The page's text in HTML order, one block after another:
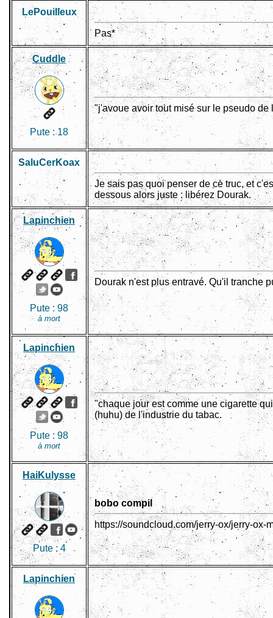
LePouiIleux
Pas*
Cuddle
Pute :18
"j'avoue avoir tout misé sur le pseudo de
SaluCerKoax
Je sais pas quoi penser de ce truc, et
dessous alors juste : libérez Dourak.
Lapinchien
Pute :98
à mort
Dourak n'est plus entravé. Qu'il tranche
Lapinchien
Pute : 98
à mort
"chaque jour est comme une cigarette
(huhu) de l'industrie du tabac.
HaiKulysse
Pute : 4
bobo compil
https://soundcloud.com/jerry-ox/jerry-ox-
Lapinchien